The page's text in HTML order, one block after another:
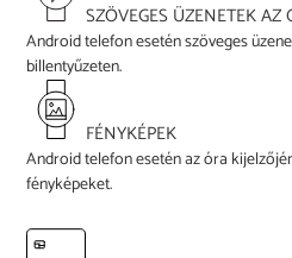
SZÖVEGES ÜZENETEK AZ
Android telefon esetén szöveges
billentyűzeten.
FÉNYKÉPEK
Android telefon esetén az óra
fényképeket.